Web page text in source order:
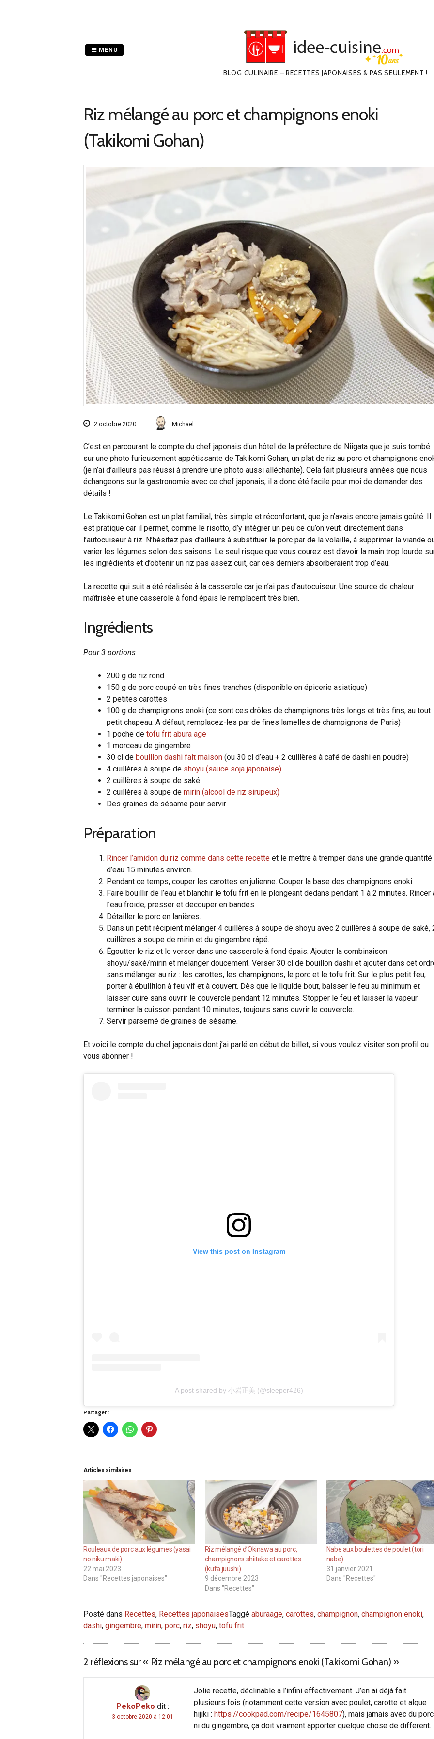
BLOG CULINAIRE – RECETTES JAPONAISES & PAS SEULEMENT !
MENU
Riz mélangé au porc et champignons enoki
(Takikomi Gohan)
2 octobre 2020 Michaël
C’est en parcourant le compte du chef japonais d’un hôtel de la préfecture de Niigata que je suis tombé
sur une photo furieusement appétissante de Takikomi Gohan, un plat de riz au porc et champignons
(je n’ai d’ailleurs pas réussi à prendre une photo aussi alléchante). Cela fait plusieurs années que nous
échangeons sur la gastronomie avec ce chef japonais, il a donc été facile pour moi de demander des
détails !
Le Takikomi Gohan est un plat familial, très simple et réconfortant, que je n’avais encore jamais goûté. Il
est pratique car il permet, comme le risotto, d’y intégrer un peu ce qu’on veut, directement dans
l’autocuiseur à riz. N’hésitez pas d’ailleurs à substituer le porc par de la volaille, à supprimer la viande
varier les légumes selon des saisons. Le seul risque que vous courez est d’avoir la main trop lourde
les ingrédients et d’obtenir un riz pas assez cuit, car ces derniers absorberaient trop d’eau.
La recette qui suit a été réalisée à la casserole car je n’ai pas d’autocuiseur. Une source de chaleur
maîtrisée et une casserole à fond épais le remplacent très bien.
Ingrédients
Pour 3 portions
200 g de riz rond
150 g de porc coupé en très fines tranches (disponible en épicerie asiatique)
2 petites carottes
100 g de champignons enoki (ce sont ces drôles de champignons très longs et très fins, au tout
petit chapeau. A défaut, remplacez-les par de fines lamelles de champignons de Paris)
1 poche de tofu frit abura age
1 morceau de gingembre
30 cl de bouillon dashi fait maison (ou 30 cl d’eau + 2 cuillères à café de dashi en poudre)
4 cuillères à soupe de shoyu (sauce soja japonaise)
2 cuillères à soupe de saké
2 cuillères à soupe de mirin (alcool de riz sirupeux)
Des graines de sésame pour servir
Préparation
Rincer l’amidon du riz comme dans cette recette et le mettre à tremper dans une grande quantité
d’eau 15 minutes environ.
Pendant ce temps, couper les carottes en julienne. Couper la base des champignons enoki.
Faire bouillir de l’eau et blanchir le tofu frit en le plongeant dedans pendant 1 à 2 minutes. Rincer
l’eau froide, presser et découper en bandes.
Détailler le porc en lanières.
Dans un petit récipient mélanger 4 cuillères à soupe de shoyu avec 2 cuillères à soupe de saké,
cuillères à soupe de mirin et du gingembre râpé.
Égoutter le riz et le verser dans une casserole à fond épais. Ajouter la combinaison
shoyu/saké/mirin et mélanger doucement. Verser 30 cl de bouillon dashi et ajouter dans cet
sans mélanger au riz : les carottes, les champignons, le porc et le tofu frit. Sur le plus petit feu,
porter à ébullition à feu vif et à couvert. Dès que le liquide bout, baisser le feu au minimum et
laisser cuire sans ouvrir le couvercle pendant 12 minutes. Stopper le feu et laisser la vapeur
terminer la cuisson pendant 10 minutes, toujours sans ouvrir le couvercle.
Servir parsemé de graines de sésame.
Et voici le compte du chef japonais dont j’ai parlé en début de billet, si vous voulez visiter son profil ou
vous abonner !
View this post on Instagram
A post shared by 小岩正美 (@sleeper426)
Partager :
Articles similaires
Rouleaux de porc aux légumes (yasai
no niku maki)
22 mai 2023
Dans "Recettes japonaises"
Riz mélangé d’Okinawa au porc,
champignons shiitake et carottes
(kufa juushi)
9 décembre 2023
Dans "Recettes"
Nabe aux boulettes de poulet (tori
nabe)
31 janvier 2021
Dans "Recettes"
Posté dans Recettes, Recettes japonaisesTaggé aburaage, carottes, champignon, champignon enoki,
dashi, gingembre, mirin, porc, riz, shoyu, tofu frit
2 réflexions sur « Riz mélangé au porc et champignons enoki (Takikomi Gohan) »
PekoPeko dit :
3 octobre 2020 à 12:01
Jolie recette, déclinable à l’infini effectivement. J’en ai déjà fait
plusieurs fois (notamment cette version avec poulet, carotte et algue
hijiki :https://cookpad.com/recipe/1645807), mais jamais avec du porc
ni du gingembre, ça doit vraiment apporter quelque chose de different.